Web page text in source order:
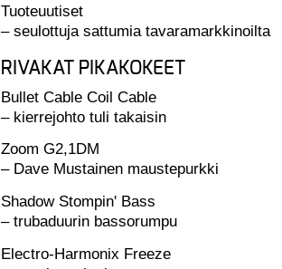
Tuoteuutiset
– seulottuja sattumia tavaramarkkinoilta
RIVAKAT PIKAKOKEET
Bullet Cable Coil Cable
– kierrejohto tuli takaisin
Zoom G2,1DM
– Dave Mustainen maustepurkki
Shadow Stompin' Bass
– trubaduurin bassorumpu
Electro-Harmonix Freeze